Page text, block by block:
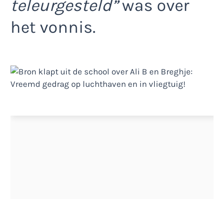
teleurgesteld”was over
het vonnis.